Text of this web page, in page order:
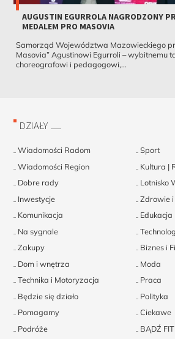
AUGUSTIN EGURROLA NAGRODZONY
MEDALEM PRO MASOVIA
Samorząd Województwa Mazowieckiego
Masovia” Agustinowi Egurroli – wybitnemu
choreografowi i pedagogowi,...
DZIAŁY
Wiadomości Radom
Sport
Wiadomości Region
Kultura |
Dobre rady
Lotnisko
Inwestycje
Zdrowie
Komunikacja
Edukacja
Na sygnale
Zakupy
Biznes i
Dom i wnętrza
Moda
Technika i Motoryzacja
Praca
Będzie się działo
Polityka
Pomagamy
Ciekawe
Podróże
BĄDŹ FIT